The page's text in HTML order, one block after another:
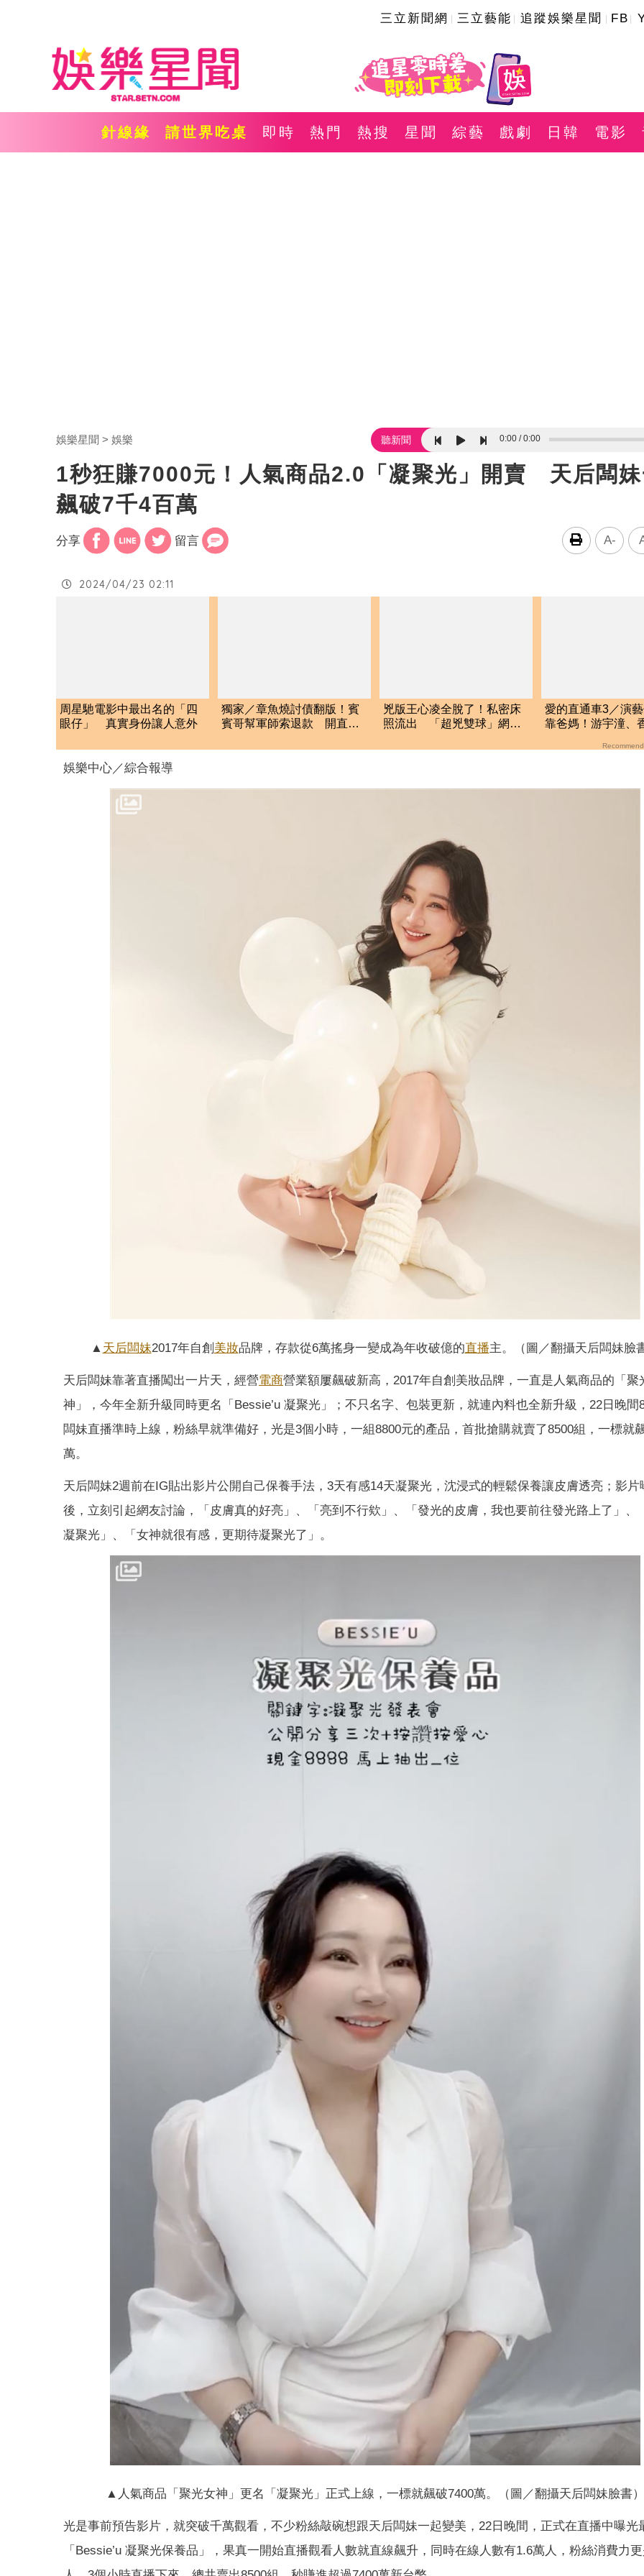
三立新聞網 三立藝能 追蹤娛樂星聞 FB
針線緣 請世界吃桌 即時 熱門 熱搜 星聞 綜藝 戲劇 日韓 電影
娛樂星聞 娛樂 聽新聞 0:00 0:00
1秒狂賺7000元！人氣商品2.0「凝聚光」開賣 天后闆
飆破7千4百萬
分享 留言 A-
2024/04/23 02:11
周星馳電影中最出名的「四
眼仔」 真實身份讓人意外
獨家／章魚燒討債翻版！賓
賓哥幫軍師索退款 開直播
兇版王心凌全脫了！私密床
照流出 「超兇雙球」網暴
愛的直通車3／演
靠爸媽！游宇潼、
娛樂中心／綜合報導
▲ 天后闆妹2017年自創 美妝品牌，存款從6萬搖身一變成為年收破億的直播主。（圖／翻攝天后闆妹臉
天后闆妹靠著直播闖出一片天，經營電商營業額屢飆破新高，2017年自創美妝品牌，一直是人氣商品的「聚
神」，今年全新升級同時更名「Bessie’u 凝聚光」；不只名字、包裝更新，就連內料也全新升級，22日晚間
闆妹直播準時上線，粉絲早就準備好，光是3個小時，一組8800元的產品，首批搶購就賣了8500組，一標就
萬。
天后闆妹2週前在IG貼出影片公開自己保養手法，3天有感14天凝聚光，沈浸式的輕鬆保養讓皮膚透亮；影片
後，立刻引起網友討論，「皮膚真的好亮」、「亮到不行欸」、「發光的皮膚，我也要前往發光路上了」、
凝聚光」、「女神就很有感，更期待凝聚光了」。
▲人氣商品「聚光女神」更名「凝聚光」正式上線，一標就飆破7400萬。（圖／翻攝天后闆妹臉書）
光是事前預告影片，就突破千萬觀看，不少粉絲敲碗想跟天后闆妹一起變美，22日晚間，正式在直播中曝光
「Bessie’u 凝聚光保養品」，果真一開始直播觀看人數就直線飆升，同時在線人數有1.6萬人，粉絲消費力